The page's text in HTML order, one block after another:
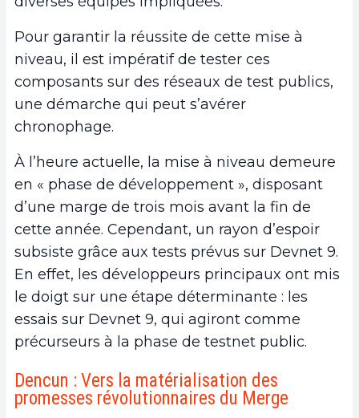
Pour garantir la réussite de cette mise à
niveau, il est impératif de tester ces
composants sur des réseaux de test publics,
une démarche qui peut s’avérer
chronophage.
À l’heure actuelle, la mise à niveau demeure
en « phase de développement », disposant
d’une marge de trois mois avant la fin de
cette année. Cependant, un rayon d’espoir
subsiste grâce aux tests prévus sur Devnet 9.
En effet, les développeurs principaux ont mis
le doigt sur une étape déterminante : les
essais sur Devnet 9, qui agiront comme
précurseurs à la phase de testnet public.
Dencun : Vers la matérialisation des
promesses révolutionnaires du Merge